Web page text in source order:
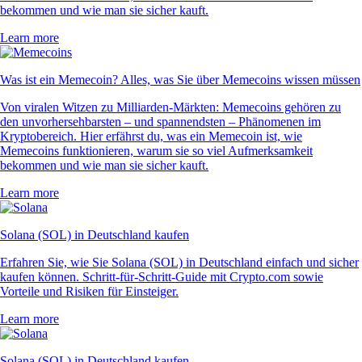
bekommen und wie man sie sicher kauft.
Learn more
Was ist ein Memecoin? Alles, was Sie über Memecoins wissen müssen
Von viralen Witzen zu Milliarden-Märkten: Memecoins gehören zu
den unvorhersehbarsten – und spannendsten – Phänomenen im
Kryptobereich. Hier erfährst du, was ein Memecoin ist, wie
Memecoins funktionieren, warum sie so viel Aufmerksamkeit
bekommen und wie man sie sicher kauft.
Learn more
Solana (SOL) in Deutschland kaufen
Erfahren Sie, wie Sie Solana (SOL) in Deutschland einfach und sicher
kaufen können. Schritt-für-Schritt-Guide mit Crypto.com sowie
Vorteile und Risiken für Einsteiger.
Learn more